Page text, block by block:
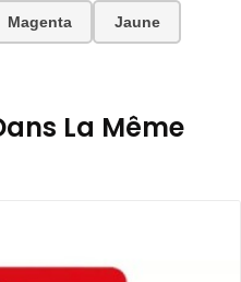
Magenta Jaune
La Même